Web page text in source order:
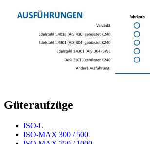
Güteraufzüge
ISO-L
ISO-MAX 300 / 500